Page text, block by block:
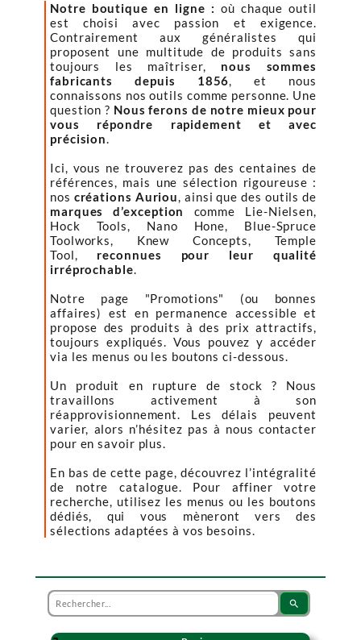
Notre boutique en ligne : où chaque outil
est choisi avec passion et exigence.
Contrairement aux généralistes qui
proposent une multitude de produits sans
toujours les maîtriser, nous sommes
fabricants depuis 1856, et nous
connaissons nos outils comme personne. Une
question ? Nous ferons de notre mieux pour
vous répondre rapidement et avec
précision.
Ici, vous ne trouverez pas des centaines de
références, mais une sélection rigoureuse :
nos créations Auriou, ainsi que des outils de
marques d’exception
comme Lie-Nielsen,
Hock Tools, Nano Hone, Blue-Spruce
Toolworks, Knew Concepts, Temple
Tool, reconnues pour leur qualité
irréprochable.
Notre page "Promotions" (ou bonnes
affaires) est en permanence accessible et
propose des produits à des prix attractifs,
toujours expliqués. Vous pouvez y accéder
via les menus ou les boutons ci-dessous.
Un produit en rupture de stock ? Nous
travaillons activement à son
réapprovisionnement. Les délais peuvent
varier, alors n’hésitez pas à nous contacter
pour en savoir plus.
En bas de cette page, découvrez l’intégralité
de notre catalogue. Pour affiner votre
recherche, utilisez les menus ou les boutons
dédiés, qui vous mèneront vers des
sélections adaptées à vos besoins.
search